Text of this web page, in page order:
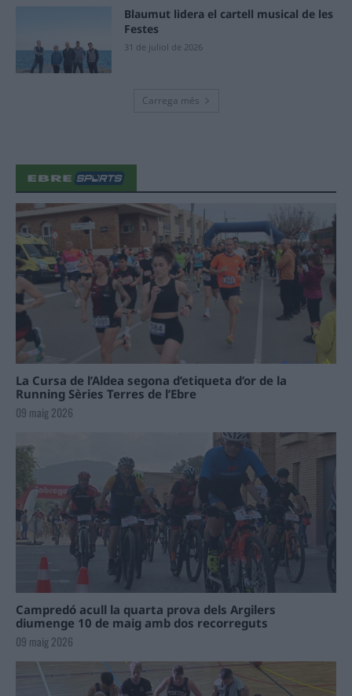
Blaumut lidera el cartell musical de les
Festes
31 de juliol de 2026
Carrega més
La Cursa de l’Aldea segona d’etiqueta d’or de la
Running Sèries Terres de l’Ebre
09 maig 2026
Campredó acull la quarta prova dels Argilers
diumenge 10 de maig amb dos recorreguts
09 maig 2026